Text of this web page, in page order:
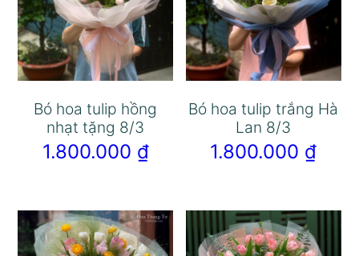
Bó hoa tulip hồng
nhạt tặng 8/3
1.800.000 ₫
Bó hoa tulip trắng Hà
Lan 8/3
1.800.000 ₫